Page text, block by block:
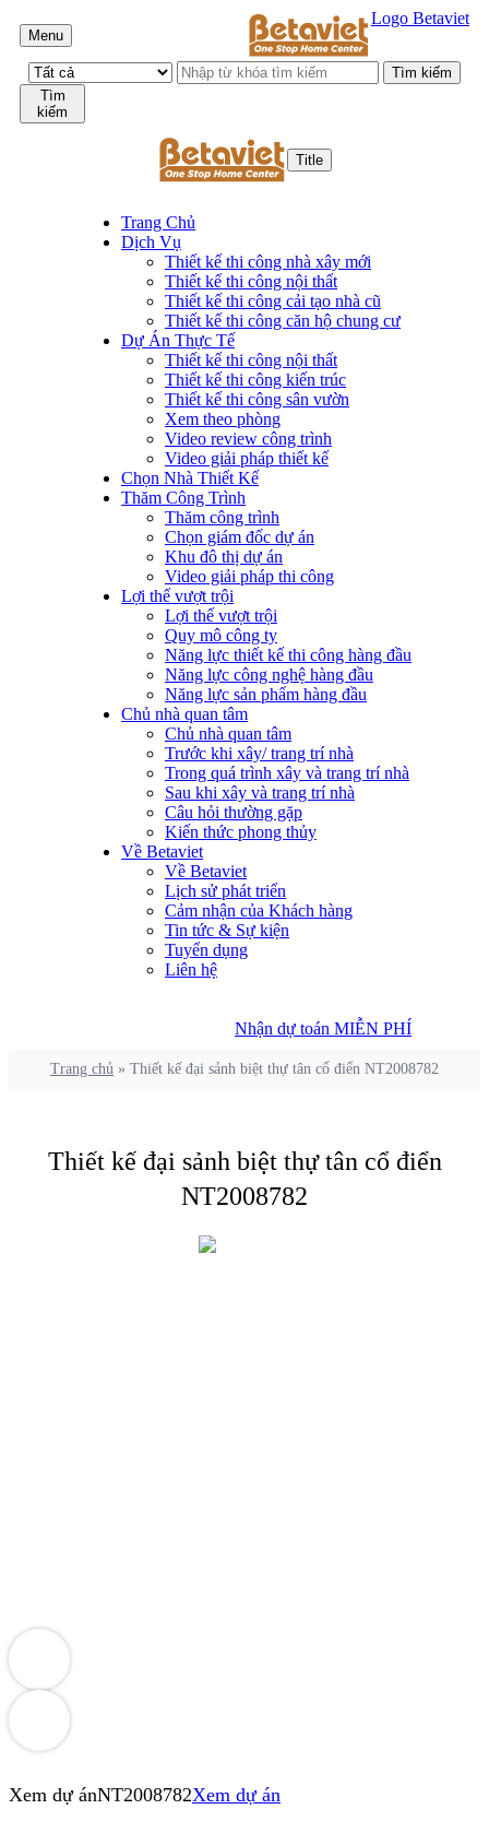
Menu
Logo Betaviet
Tìm
kiếm
Title
Trang Chủ
Dịch Vụ
Thiết kế thi công nhà xây mới
Thiết kế thi công nội thất
Thiết kế thi công cải tạo nhà cũ
Thiết kế thi công căn hộ chung cư
Dự Án Thực Tế
Thiết kế thi công nội thất
Thiết kế thi công kiến trúc
Thiết kế thi công sân vườn
Xem theo phòng
Video review công trình
Video giải pháp thiết kế
Chọn Nhà Thiết Kế
Thăm Công Trình
Thăm công trình
Chọn giám đốc dự án
Khu đô thị dự án
Video giải pháp thi công
Lợi thế vượt trội
Lợi thế vượt trội
Quy mô công ty
Năng lực thiết kế thi công hàng đầu
Năng lực công nghệ hàng đầu
Năng lực sản phẩm hàng đầu
Chủ nhà quan tâm
Chủ nhà quan tâm
Trước khi xây/ trang trí nhà
Trong quá trình xây và trang trí nhà
Sau khi xây và trang trí nhà
Câu hỏi thường gặp
Kiến thức phong thủy
Về Betaviet
Về Betaviet
Lịch sử phát triển
Cảm nhận của Khách hàng
Tin tức & Sự kiện
Tuyển dụng
Liên hệ
Nhận dự toán MIỄN PHÍ
Trang chủ » Thiết kế đại sảnh biệt thự tân cổ điển NT2008782
Thiết kế đại sảnh biệt thự tân cổ điển
NT2008782
Xem dự ánNT2008782Xem dự án